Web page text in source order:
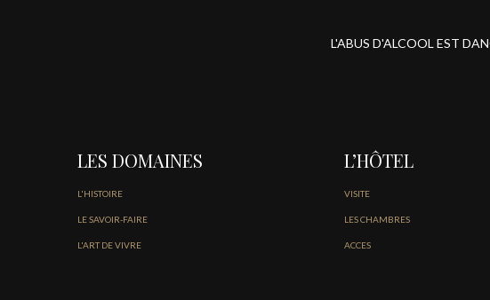
L'ABUS D'ALCOOL EST
LES DOMAINES
L'HISTOIRE
LE SAVOIR-FAIRE
L'ART DE VIVRE
L’HÔTEL
VISITE
LES CHAMBRES
ACCES